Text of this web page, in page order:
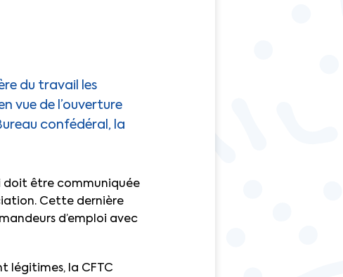
du travail les
vue de l’ouverture
confédéral, la
doit être communiquée
Cette dernière
d’emploi avec
légitimes, la CFTC